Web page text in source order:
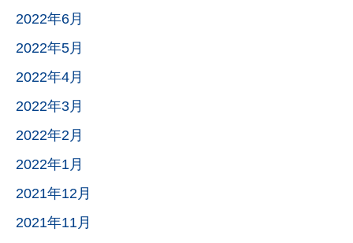
2022年6月
2022年5月
2022年4月
2022年3月
2022年2月
2022年1月
2021年12月
2021年11月